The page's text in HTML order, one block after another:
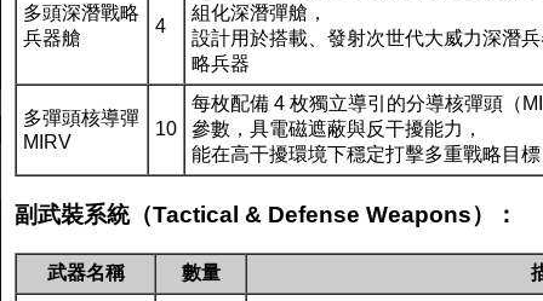
多頭深潛戰略
兵器艙
4
組化深潛彈艙，
設計用於搭載、發射次世代大威力深潛
略兵器
多彈頭核導彈
MIRV
10
每枚配備 4 枚獨立導引的分導核彈頭（
參數，具電磁遮蔽與反干擾能力，
能在高干擾環境下穩定打擊多重戰略目
副武裝系統（Tactical & Defense Weapons）：
武器名稱 數量